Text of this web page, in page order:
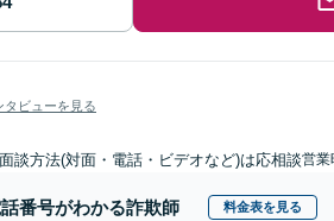
タビューを見る
面談方法(対面・電話・ビデオなど)は応相談営業
番号がわかる詐欺師 料金表を見る